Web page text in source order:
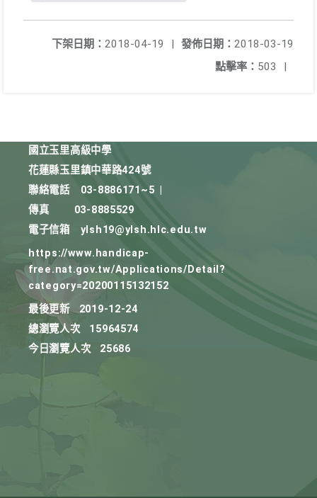
發佈日期： 2018-03-19
下架日期： 2018-04-19
|
點擊率： 503 |
國立玉里高級中學
花蓮縣玉里鎮中華路424號
聯絡電話
03-8886171~5
傳真
03-8885529
電子信箱
ylsh19@ylsh.hlc.edu.tw
https://www.handicap-
free.nat.gov.tw/Applications/Detail?
category=20200115132152
最後更新
2019-12-24
總瀏覽人次
15964574
今日瀏覽人次
25686